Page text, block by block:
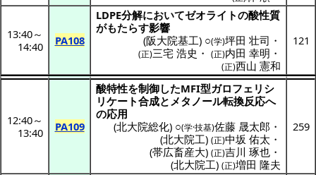
13:40～
14:40
PA108
LDPE分解においてゼオライトの酸性質
がもたらす影響
(阪大院基工) ○(学)坪田 壮司 ・
(正)三宅 浩史 ・ (正)内田 幸明 ・
(正)西山 憲和
121
12:40～
13:40
PA109
酸特性を制御したMFI型ガロフェリシ
リケート合成とメタノール転換反応へ
の応用
(北大院総化) ○(学·技基)佐藤 晟太郎 ・
(北大院工) (正)中坂 佑太 ・
(帯広畜産大) (正)吉川 琢也・
(北大院工) (正)増田 隆夫
259